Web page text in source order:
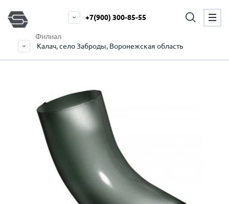
Филиал
Калач, село Заброды, Воронежская область
+7(900) 300-85-55